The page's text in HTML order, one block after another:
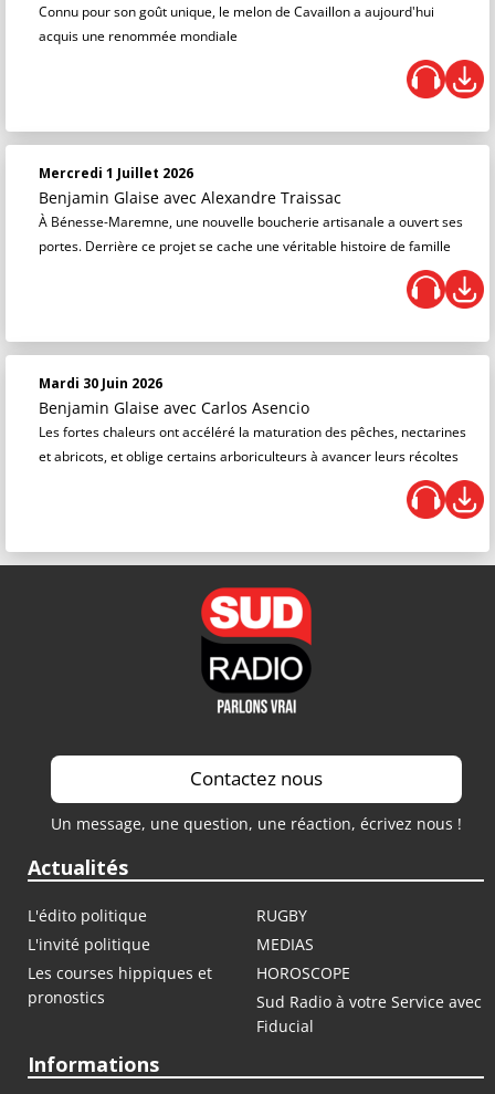
Connu pour son goût unique, le melon de Cavaillon a aujourd'hui
acquis une renommée mondiale
Mercredi 1 Juillet 2026
Benjamin Glaise avec Alexandre Traissac
À Bénesse-Maremne, une nouvelle boucherie artisanale a ouvert ses
portes. Derrière ce projet se cache une véritable histoire de famille
Mardi 30 Juin 2026
Benjamin Glaise avec Carlos Asencio
Les fortes chaleurs ont accéléré la maturation des pêches, nectarines
et abricots, et oblige certains arboriculteurs à avancer leurs récoltes
Contactez nous
Un message, une question, une réaction, écrivez nous !
Actualités
L'édito politique
RUGBY
L'invité politique
MEDIAS
Les courses hippiques et
pronostics
HOROSCOPE
Sud Radio à votre Service avec
Fiducial
Informations